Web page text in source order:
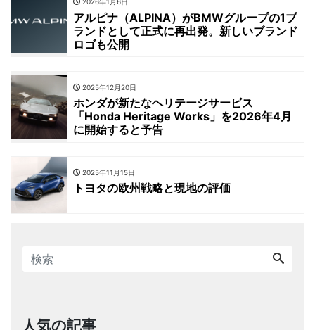
アルピナ（ALPINA）がBMWグループの1ブ
ランドとして正式に再出発。新しいブランド
ロゴも公開
2025年12月20日
ホンダが新たなヘリテージサービス
「Honda Heritage Works」を2026年4月
に開始すると予告
2025年11月15日
トヨタの欧州戦略と現地の評価
人気の記事